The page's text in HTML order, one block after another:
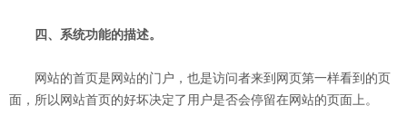
四、系统功能的描述。
网站的首页是网站的门户，也是访问者来到网页第一样看到的页
面，所以网站首页的好坏决定了用户是否会停留在网站的页面上。